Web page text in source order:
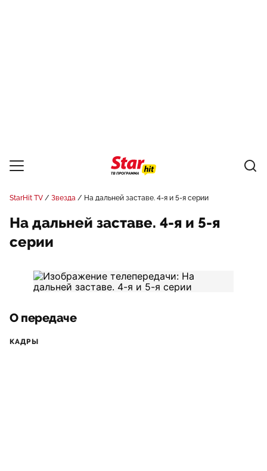
StarHit TV Звезда На дальней заставе. 4-я и 5-я серии
На дальней заставе. 4-я и 5-я
серии
О передаче
КАДРЫ